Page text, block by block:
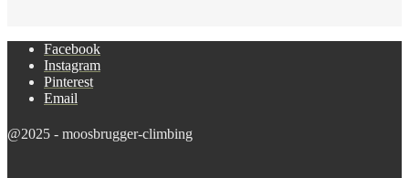
Facebook
Instagram
Pinterest
Email
@2025 - moosbrugger-climbing